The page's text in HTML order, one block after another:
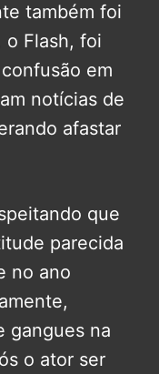
também foi
o Flash, foi
em
notícias de
afastar
que
parecida
no ano
gangues na
o ator ser